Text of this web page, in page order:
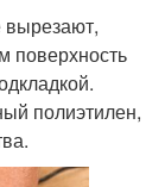
вырезают,
поверхность
полиэтилен,